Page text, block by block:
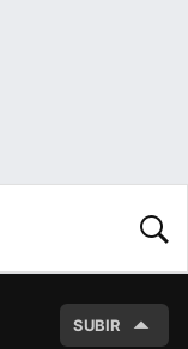
SUBIR